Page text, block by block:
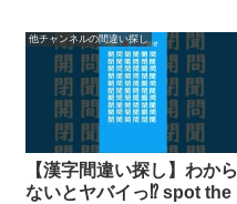
他チャンネルの間違い探し
【漢字間違い探し】わから
ないとヤバイっ⁉ spot the